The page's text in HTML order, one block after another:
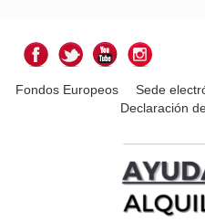
Fondos Europeos Sede
Declaración